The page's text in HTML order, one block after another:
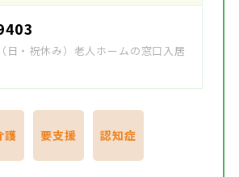
・祝休み）老人ホームの窓口入居
護 要支援 認知症